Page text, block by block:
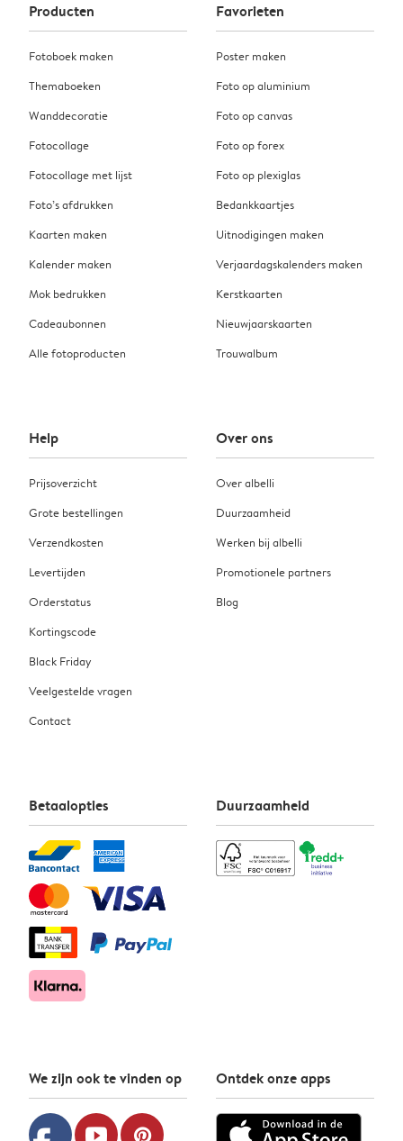
Producten
Fotoboek maken
Themaboeken
Wanddecoratie
Fotocollage
Fotocollage met lijst
Foto’s afdrukken
Kaarten maken
Kalender maken
Mok bedrukken
Cadeaubonnen
Alle fotoproducten
Favorieten
Poster maken
Foto op aluminium
Foto op canvas
Foto op forex
Foto op plexiglas
Bedankkaartjes
Uitnodigingen maken
Verjaardagskalenders maken
Kerstkaarten
Nieuwjaarskaarten
Trouwalbum
Help
Prijsoverzicht
Grote bestellingen
Verzendkosten
Levertijden
Orderstatus
Kortingscode
Black Friday
Veelgestelde vragen
Contact
Over ons
Over albelli
Duurzaamheid
Werken bij albelli
Promotionele partners
Blog
Betaalopties Duurzaamheid
We zijn ook te vinden op
youtube pinterest
Ontdek onze apps